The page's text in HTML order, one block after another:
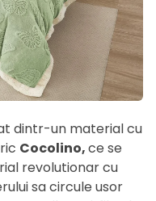
dintr-un material cu
Cocolino,ce se
revolutionar cu
sa circule usor